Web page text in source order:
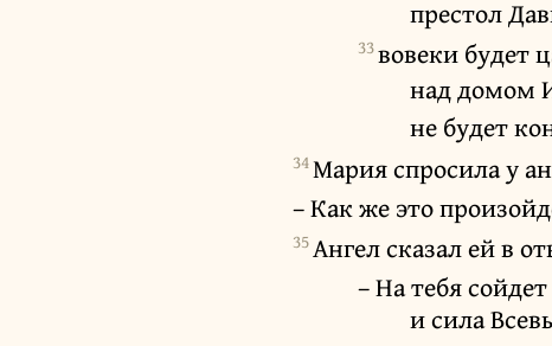
престол
33вовеки будет
над домом
не будет
34Мария спросила у
– Как же это
35Ангел сказал ей в
– На тебя
и сила